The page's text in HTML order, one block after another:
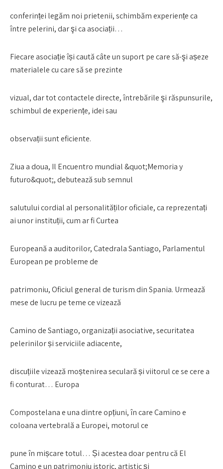
conferinței legăm noi prietenii, schimbăm experiențe ca
între pelerini, dar şi ca asociații…
Fiecare asociație își caută câte un suport pe care să-şi așeze
materialele cu care să se prezinte
vizual, dar tot contactele directe, întrebările şi răspunsurile,
schimbul de experiențe, idei sau
observații sunt eficiente.
Ziua a doua, Il Encuentro mundial &quot;Memoria y
futuro&quot;, debutează sub semnul
salutului cordial al personalităților oficiale, ca reprezentați
ai unor instituții, cum ar fi Curtea
Europeană a auditorilor, Catedrala Santiago, Parlamentul
European pe probleme de
patrimoniu, Oficiul general de turism din Spania. Urmează
mese de lucru pe teme ce vizează
Camino de Santiago, organizații asociative, securitatea
pelerinilor și serviciile adiacente,
discuțiile vizează moștenirea seculară și viitorul ce se cere a
fi conturat… Europa
Compostelana e una dintre opțiuni, în care Camino e
coloana vertebrală a Europei, motorul ce
pune în mișcare totul… Și acestea doar pentru că El
Camino e un patrimoniu istoric, artistic și